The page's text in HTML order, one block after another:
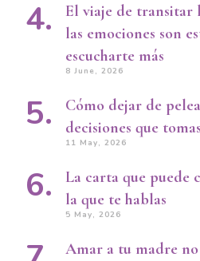
El viaje de transitar
las emociones son
escucharte más
8 June, 2026
Cómo dejar de
decisiones que
11 May, 2026
La carta que puede
la que te hablas
5 May, 2026
Amar a tu madre